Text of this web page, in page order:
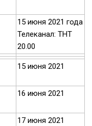
15 июня 2021 года
Телеканал: ТНТ
20.00
15 июня 2021
16 июня 2021
17 июня 2021